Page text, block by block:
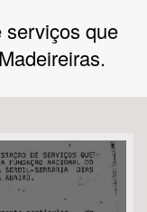
serviços que